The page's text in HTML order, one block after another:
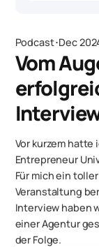
Podcast･Dec
Vom
Vor kurzem hatte
Entrepreneur
Für mich ein
Veranstaltung
Interview haben
einer Agentur
der Folge.